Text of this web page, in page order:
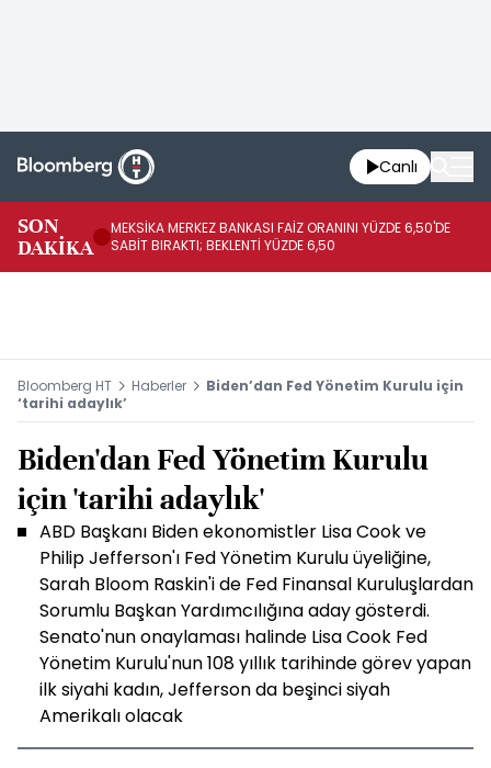
Canlı
SON
DAKİKA
MEKSİKA MERKEZ BANKASI FAİZ ORANINI YÜZDE 6,50'DE
SABİT BIRAKTI; BEKLENTİ YÜZDE 6,50
Bloomberg HT Haberler
Biden’dan Fed Yönetim Kurulu için
‘tarihi adaylık’
Biden'dan Fed Yönetim Kurulu
için 'tarihi adaylık'
ABD Başkanı Biden ekonomistler Lisa Cook ve
Philip Jefferson'ı Fed Yönetim Kurulu üyeliğine,
Sarah Bloom Raskin'i de Fed Finansal Kuruluşlardan
Sorumlu Başkan Yardımcılığına aday gösterdi.
Senato'nun onaylaması halinde Lisa Cook Fed
Yönetim Kurulu'nun 108 yıllık tarihinde görev yapan
ilk siyahi kadın, Jefferson da beşinci siyah
Amerikalı olacak